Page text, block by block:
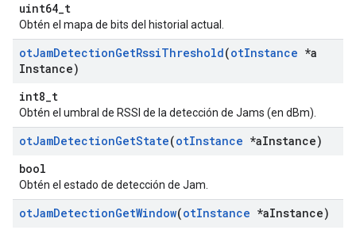
uint64_t
Obtén el mapa de bits del historial actual.
otJamDetectionGetRssiThreshold(otInstance *a
Instance)
int8_t
Obtén el umbral de RSSI de la detección de Jams (en dBm).
otJamDetectionGetState(otInstance *aInstance)
bool
Obtén el estado de detección de Jam.
otJamDetectionGetWindow(otInstance *aInstance)